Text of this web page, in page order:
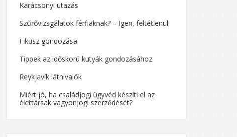
Karácsonyi utazás
Szűrővizsgálatok férfiaknak? – Igen, feltétlenül!
Fikusz gondozása
Tippek az időskorú kutyák gondozásához
Reykjavík látnivalók
Miért jó, ha családjogi ügyvéd készíti el az
élettársak vagyonjogi szerződését?